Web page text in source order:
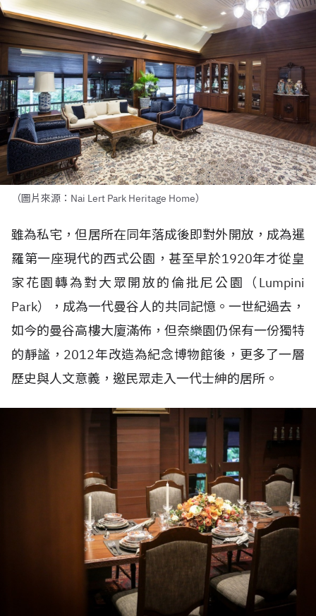
（圖片來源：Nai Lert Park Heritage Home）
雖為私宅，但居所在同年落成後即對外開放，成為暹
羅第一座現代的西式公園，甚至早於1920年才從皇
家花園轉為對大眾開放的倫批尼公園（Lumpini
Park），成為一代曼谷人的共同記憶。一世紀過去，
如今的曼谷高樓大廈滿佈，但奈樂園仍保有一份獨特
的靜謐，2012年改造為紀念博物館後，更多了一層
歷史與人文意義，邀民眾走入一代士紳的居所。